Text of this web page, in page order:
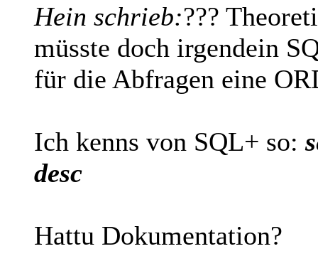
Hein schrieb:???
müsste doch irgendein
für die Abfragen eine
Ich kenns von SQL+ so:
desc
Hattu Dokumentation?